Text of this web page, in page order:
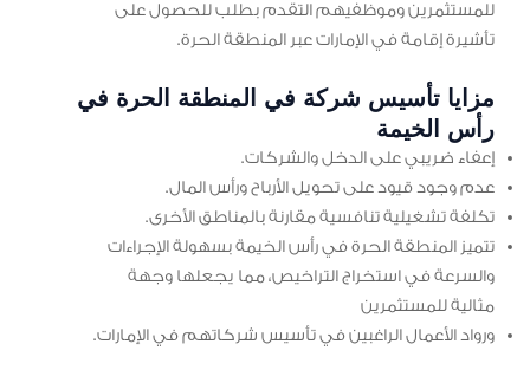
للمستثمرين وموظفيهم التقدم بطلب للحصول على
تأشيرة إقامة في الإمارات عبر المنطقة الحرة.
مزايا تأسيس شركة في المنطقة الحرة في
رأس الخيمة
إعفاء ضريبي على الدخل والشركات.
عدم وجود قيود على تحويل الأرباح ورأس المال.
تكلفة تشغيلية تنافسية مقارنة بالمناطق الأخرى.
تتميز المنطقة الحرة في رأس الخيمة بسهولة الإجراءات
والسرعة في استخراج التراخيص، مما يجعلها وجهة
مثالية للمستثمرين
ورواد الأعمال الراغبين في تأسيس شركاتهم في الإمارات.